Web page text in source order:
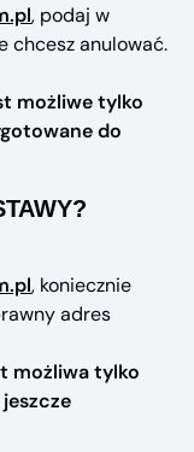
, podaj w
chcesz anulować.
możliwe tylko
do
, koniecznie
adres
możliwa tylko